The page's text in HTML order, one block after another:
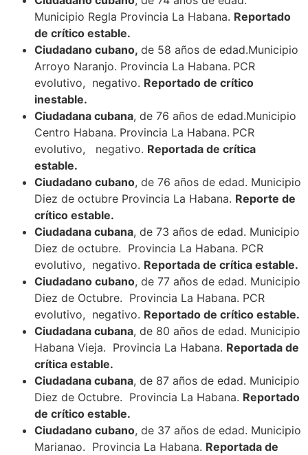
Municipio Regla Provincia La Habana. Reportado
de crítico estable.
Ciudadano cubano, de 58 años de edad.Municipio
Arroyo Naranjo. Provincia La Habana. PCR
evolutivo, negativo. Reportado de crítico
inestable.
Ciudadana cubana, de 76 años de edad.Municipio
Centro Habana. Provincia La Habana. PCR
evolutivo, negativo. Reportada de crítica
estable.
Ciudadano cubano, de 76 años de edad. Municipio
Diez de octubre Provincia La Habana. Reporte de
crítico estable.
Ciudadana cubana, de 73 años de edad. Municipio
Diez de octubre. Provincia La Habana. PCR
evolutivo, negativo. Reportada de crítica estable.
Ciudadano cubano, de 77 años de edad. Municipio
Diez de Octubre. Provincia La Habana. PCR
evolutivo, negativo. Reportado de crítico estable.
Ciudadana cubana, de 80 años de edad. Municipio
Habana Vieja. Provincia La Habana. Reportada de
crítica estable.
Ciudadana cubana, de 87 años de edad. Municipio
Diez de Octubre. Provincia La Habana. Reportado
de crítico estable.
Ciudadano cubano, de 37 años de edad. Municipio
Marianao. Provincia La Habana. Reportada de